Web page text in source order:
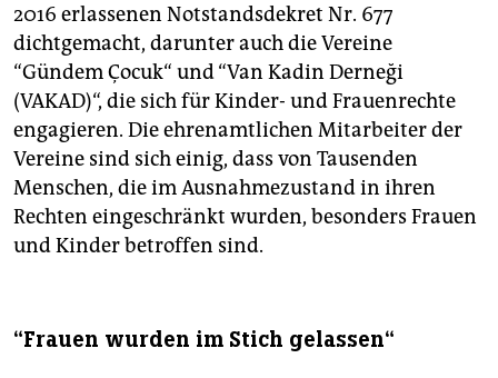
2016 erlassenen Notstandsdekret Nr. 677
dichtgemacht, darunter auch die Vereine
“Gündem Çocuk“ und “Van Kadin Derneği
(VAKAD)“, die sich für Kinder- und Frauenrechte
engagieren. Die ehrenamtlichen Mitarbeiter der
Vereine sind sich einig, dass von Tausenden
Menschen, die im Ausnahmezustand in ihren
Rechten eingeschränkt wurden, besonders Frauen
und Kinder betroffen sind.
“Frauen wurden im Stich gelassen“